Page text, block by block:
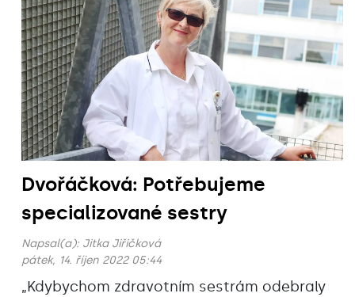
Dvořáčková: Potřebujeme
specializované sestry
Napsal(a): Jitka Jiřičková
pátek, 14. říjen 2022 05:44
„Kdybychom zdravotním sestrám odebraly